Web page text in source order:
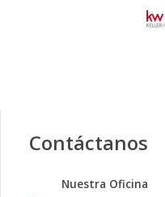
Contáctanos
Nuestra Oficina